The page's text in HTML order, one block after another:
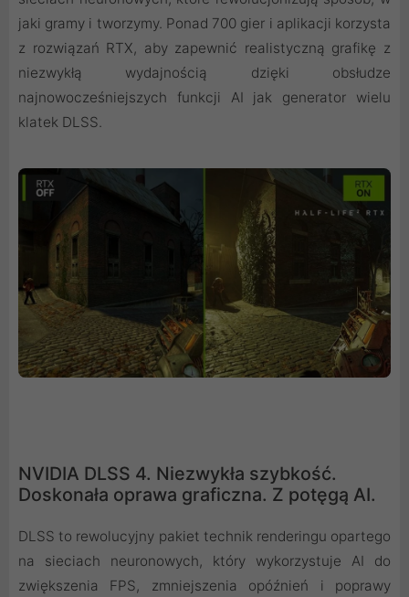
jaki gramy i tworzymy. Ponad 700 gier i aplikacji korzysta
z rozwiązań RTX, aby zapewnić realistyczną grafikę z
niezwykłą wydajnością dzięki obsłudze
najnowocześniejszych funkcji AI jak generator wielu
klatek DLSS.
NVIDIA DLSS 4. Niezwykła szybkość.
Doskonała oprawa graficzna. Z potęgą AI.
DLSS to rewolucyjny pakiet technik renderingu opartego
na sieciach neuronowych, który wykorzystuje AI do
zwiększenia FPS, zmniejszenia opóźnień i poprawy